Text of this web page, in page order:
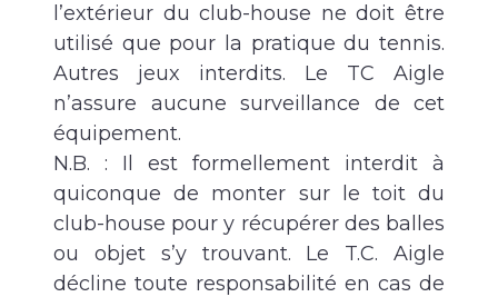
l’extérieur du club-house ne doit être
utilisé que pour la pratique du tennis.
Autres jeux interdits. Le TC Aigle
n’assure aucune surveillance de cet
équipement.
N.B. : Il est formellement interdit à
quiconque de monter sur le toit du
club-house pour y récupérer des balles
ou objet s’y trouvant. Le T.C. Aigle
décline toute responsabilité en cas de